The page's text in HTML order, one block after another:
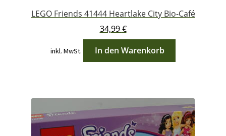
LEGO Friends 41444 Heartlake City Bio-Café
34,99€
inkl. MwSt. In den Warenkorb